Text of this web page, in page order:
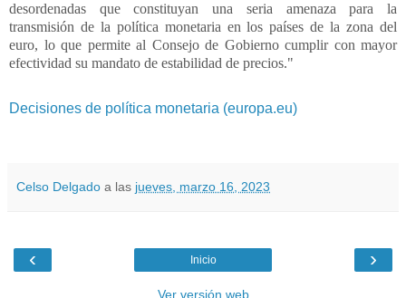
desordenadas que constituyan una seria amenaza para la
transmisión de la política monetaria en los países de la zona del
euro, lo que permite al Consejo de Gobierno cumplir con mayor
efectividad su mandato de estabilidad de precios."
Decisiones de política monetaria (europa.eu)
Celso Delgado a las jueves, marzo 16, 2023
‹ ›
Inicio
Ver versión web